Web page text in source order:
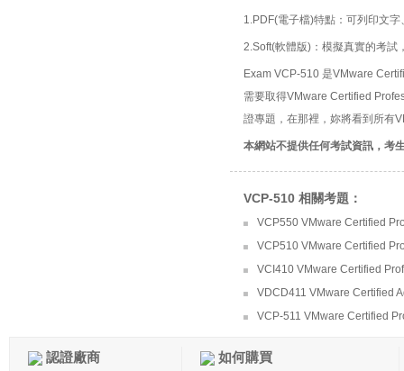
1.PDF(電子檔)特點：可列印文
2.Soft(軟體版)：模擬真實的考試
Exam VCP-510 是VMware
需要取得VMware Certified
證專題，在那裡，妳將看到所有
本網站不提供任何考試資訊，考
VCP-510 相關考題：
VCP550 VMware Certified
VCP510 VMware Certified
VCI410 VMware Certified
VDCD411 VMware Certified
VCP-511 VMware Certified
認證廠商 如何購買